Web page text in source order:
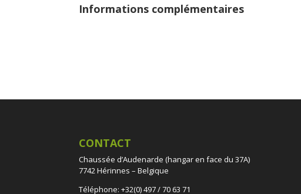
Informations complémentaires
CONTACT
Chaussée d’Audenarde (hangar en face du 37A)
7742 Hérinnes – Belgique
Téléphone: +32(0) 497 / 70 63 71